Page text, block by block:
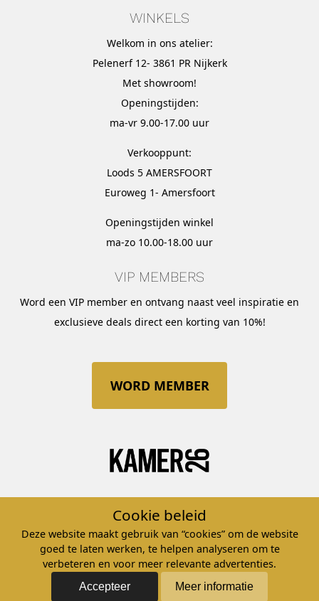
WINKELS
Welkom in ons atelier:
Pelenerf 12- 3861 PR Nijkerk
Met showroom!
Openingstijden:
ma-vr 9.00-17.00 uur
Verkooppunt:
Loods 5 AMERSFOORT
Euroweg 1- Amersfoort
Openingstijden winkel
ma-zo 10.00-18.00 uur
VIP MEMBERS
Word een VIP member en ontvang naast veel inspiratie en
exclusieve deals direct een korting van 10%!
WORD MEMBER
WhatsappofBel
Of ga naar onze klantenservice
©2026 ATELIER KAMER26 – KvK: 32107029 – BTW nr.
NL8142.59.662.B01
Cookie beleid
Deze website maakt gebruik van “cookies” om de website
goed te laten werken, te helpen analyseren om te
verbeteren en voor meer relevante advertenties.
Accepteer Meer informatie